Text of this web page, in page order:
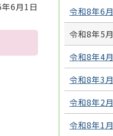
6月1日
令和8年6月
令和8年5月
令和8年4月
令和8年3月
令和8年2月
令和8年1月